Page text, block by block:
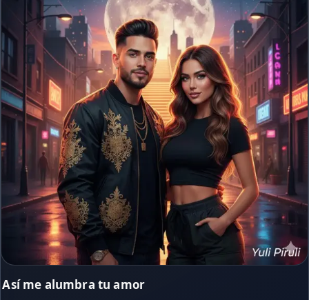
Así me alumbra tu amor